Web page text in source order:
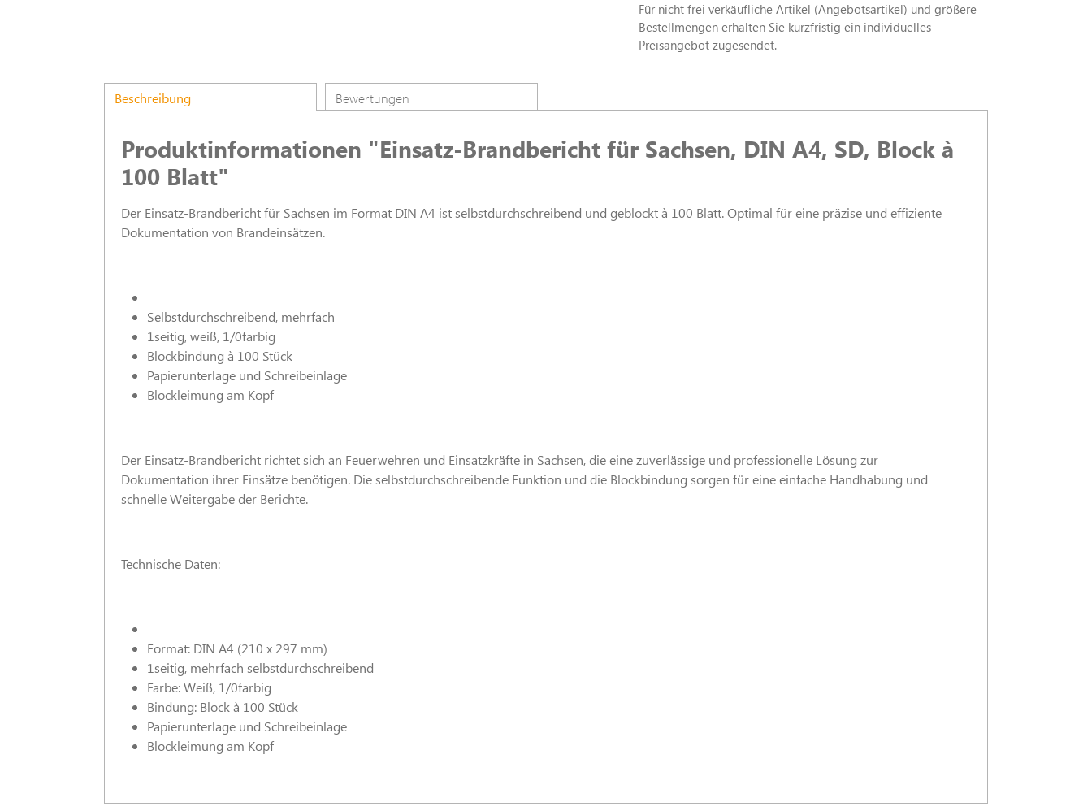
Für nicht frei verkäufliche Artikel (Angebotsartikel) und größere
Bestellmengen erhalten Sie kurzfristig ein individuelles
Preisangebot zugesendet.
Beschreibung Bewertungen
Produktinformationen "Einsatz-Brandbericht für Sachsen, DIN A4, SD, Block à
100 Blatt"
Der Einsatz-Brandbericht für Sachsen im Format DIN A4 ist selbstdurchschreibend und geblockt à 100 Blatt. Optimal für eine präzise und effiziente
Dokumentation von Brandeinsätzen.
Selbstdurchschreibend, mehrfach
1seitig, weiß, 1/0farbig
Blockbindung à 100 Stück
Papierunterlage und Schreibeinlage
Blockleimung am Kopf
Der Einsatz-Brandbericht richtet sich an Feuerwehren und Einsatzkräfte in Sachsen, die eine zuverlässige und professionelle Lösung zur
Dokumentation ihrer Einsätze benötigen. Die selbstdurchschreibende Funktion und die Blockbindung sorgen für eine einfache Handhabung und
schnelle Weitergabe der Berichte.
Technische Daten:
Format: DIN A4 (210 x 297 mm)
1seitig, mehrfach selbstdurchschreibend
Farbe: Weiß, 1/0farbig
Bindung: Block à 100 Stück
Papierunterlage und Schreibeinlage
Blockleimung am Kopf